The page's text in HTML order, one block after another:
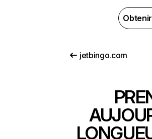
jetbingo.com